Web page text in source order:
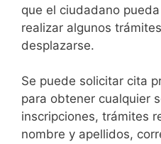
que el ciudadano
realizar algunos
desplazarse.​
Se puede solicitar cita
para obtener cualquier
inscripciones, trámites
nombre y apellidos,